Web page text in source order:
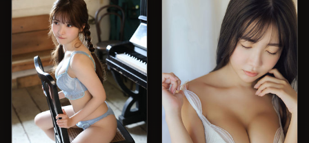
年上映 / 2023年3月8日于韩
国地区院线首映，网络平台
同步更新片源。适合关注表
演细节与导演风格的深度观
影人群。（国产影视资源大
全免费条目索引，支持片名
与演员交叉检索。）